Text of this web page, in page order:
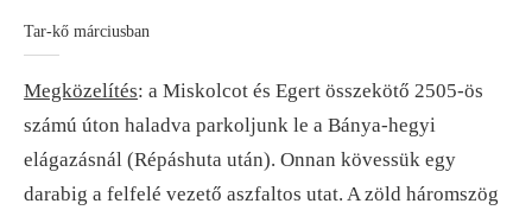
Tar-kő márciusban
Megközelítés: a Miskolcot és Egert összekötő 2505-ös
számú úton haladva parkoljunk le a Bánya-hegyi
elágazásnál (Répáshuta után). Onnan kövessük egy
darabig a felfelé vezető aszfaltos utat. A zöld háromszög